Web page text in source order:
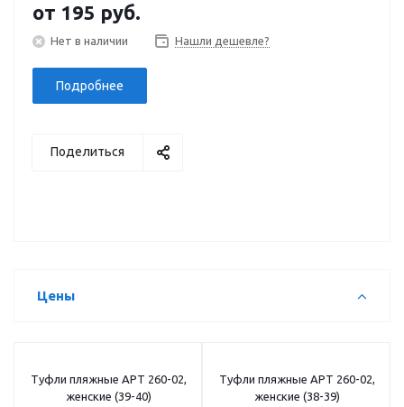
от 195 руб.
Нет в наличии Нашли дешевле?
Подробнее
Поделиться
Цены
Туфли пляжные АРТ 260-02,
женские (39-40)
Туфли пляжные АРТ 260-02,
женские (38-39)